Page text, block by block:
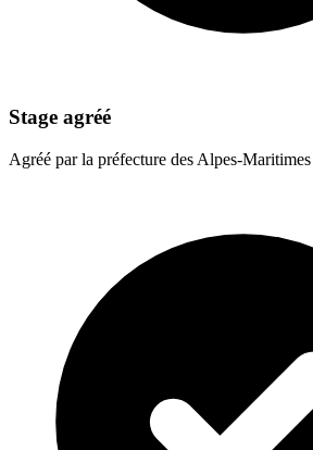
Stage agréé
Agréé par la préfecture des Alpes-Maritimes